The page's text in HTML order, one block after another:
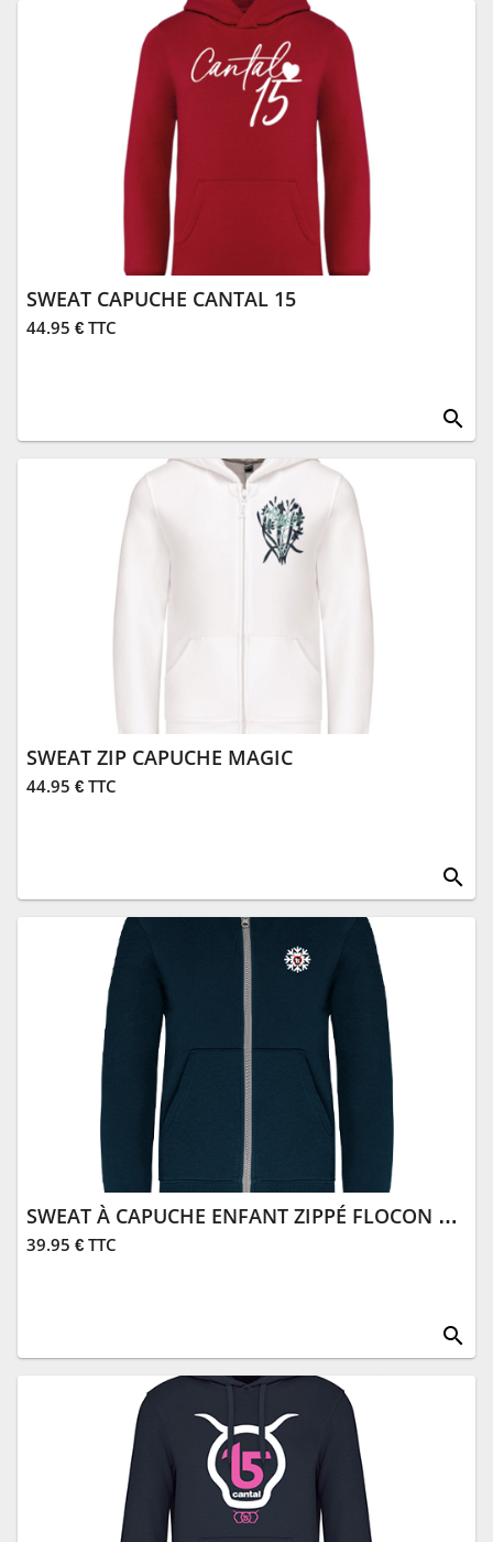
SWEAT CAPUCHE CANTAL 15
44.95 € TTC
search
SWEAT ZIP CAPUCHE MAGIC
44.95 € TTC
search
SWEAT À CAPUCHE ENFANT ZIPPÉ FLOCON MARINE
39.95 € TTC
search